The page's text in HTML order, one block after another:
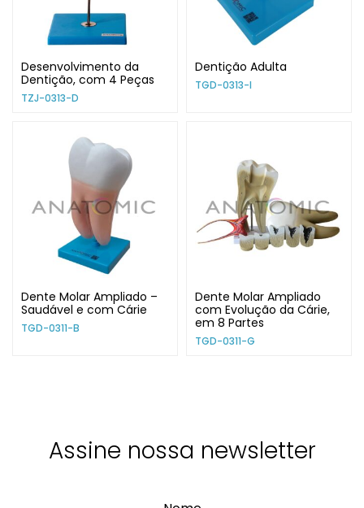
Desenvolvimento da
Dentição, com 4 Peças
TZJ-0313-D
Dentição Adulta
TGD-0313-I
Dente Molar Ampliado –
Saudável e com Cárie
TGD-0311-B
Dente Molar Ampliado
com Evolução da Cárie,
em 8 Partes
TGD-0311-G
Assine nossa newsletter